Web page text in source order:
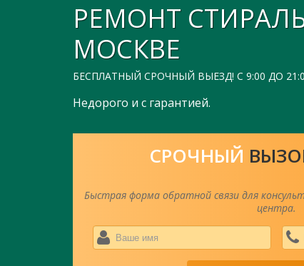
РЕМОНТ
МОСКВЕ
БЕСПЛАТНЫЙ СРОЧНЫЙ ВЫЕЗД! С 9:00 ДО
Недорого и с гарантией.
СРОЧНЫЙ
Быстрая форма обратной связи для
центра.
Ваше
имя
*